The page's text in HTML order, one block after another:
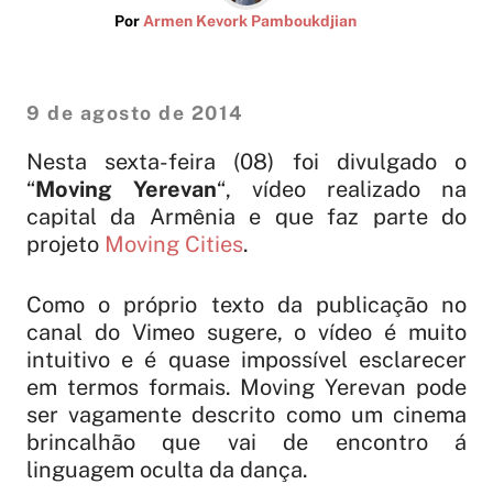
PorArmen Kevork Pamboukdjian
9 de agosto de 2014
Nesta sexta-feira (08) foi divulgado o
“Moving Yerevan“, vídeo realizado na
capital da Armênia e que faz parte do
projeto Moving Cities.
Como o próprio texto da publicação no
canal do Vimeo sugere, o vídeo é muito
intuitivo e é quase impossível esclarecer
em termos formais. Moving Yerevan pode
ser vagamente descrito como um cinema
brincalhão que vai de encontro á
linguagem oculta da dança.